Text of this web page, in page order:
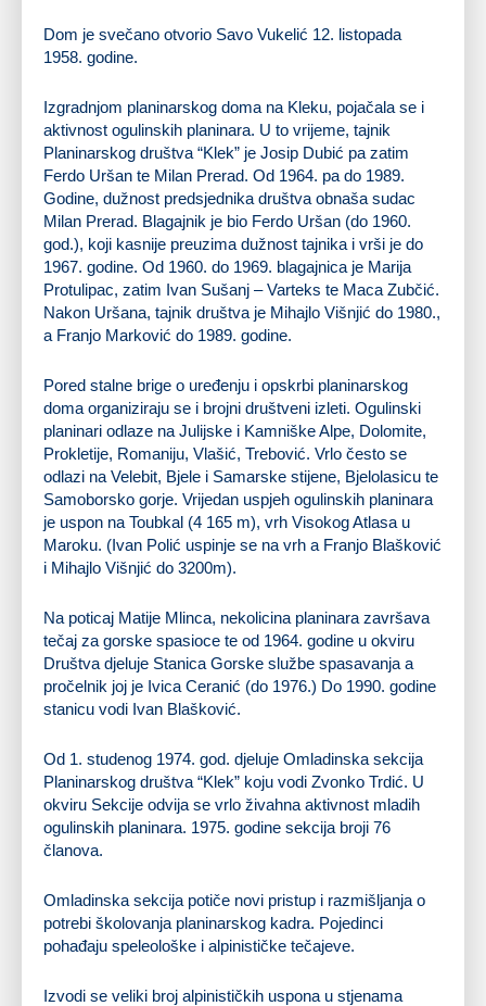
Dom je svečano otvorio Savo Vukelić 12. listopada
1958. godine.
Izgradnjom planinarskog doma na Kleku, pojačala se i
aktivnost ogulinskih planinara. U to vrijeme, tajnik
Planinarskog društva “Klek” je Josip Dubić pa zatim
Ferdo Uršan te Milan Prerad. Od 1964. pa do 1989.
Godine, dužnost predsjednika društva obnaša sudac
Milan Prerad. Blagajnik je bio Ferdo Uršan (do 1960.
god.), koji kasnije preuzima dužnost tajnika i vrši je do
1967. godine. Od 1960. do 1969. blagajnica je Marija
Protulipac, zatim Ivan Sušanj – Varteks te Maca Zubčić.
Nakon Uršana, tajnik društva je Mihajlo Višnjić do 1980.,
a Franjo Marković do 1989. godine.
Pored stalne brige o uređenju i opskrbi planinarskog
doma organiziraju se i brojni društveni izleti. Ogulinski
planinari odlaze na Julijske i Kamniške Alpe, Dolomite,
Prokletije, Romaniju, Vlašić, Trebović. Vrlo često se
odlazi na Velebit, Bjele i Samarske stijene, Bjelolasicu te
Samoborsko gorje. Vrijedan uspjeh ogulinskih planinara
je uspon na Toubkal (4 165 m), vrh Visokog Atlasa u
Maroku. (Ivan Polić uspinje se na vrh a Franjo Blašković
i Mihajlo Višnjić do 3200m).
Na poticaj Matije Mlinca, nekolicina planinara završava
tečaj za gorske spasioce te od 1964. godine u okviru
Društva djeluje Stanica Gorske službe spasavanja a
pročelnik joj je Ivica Ceranić (do 1976.) Do 1990. godine
stanicu vodi Ivan Blašković.
Od 1. studenog 1974. god. djeluje Omladinska sekcija
Planinarskog društva “Klek” koju vodi Zvonko Trdić. U
okviru Sekcije odvija se vrlo živahna aktivnost mladih
ogulinskih planinara. 1975. godine sekcija broji 76
članova.
Omladinska sekcija potiče novi pristup i razmišljanja o
potrebi školovanja planinarskog kadra. Pojedinci
pohađaju speleološke i alpinističke tečajeve.
Izvodi se veliki broj alpinističkih uspona u stjenama